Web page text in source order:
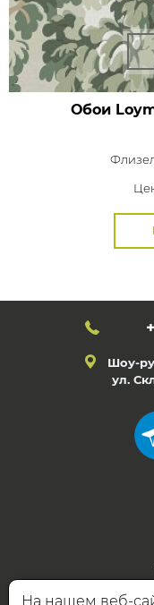
Обои
Шоу-
ул.
На нашем веб-